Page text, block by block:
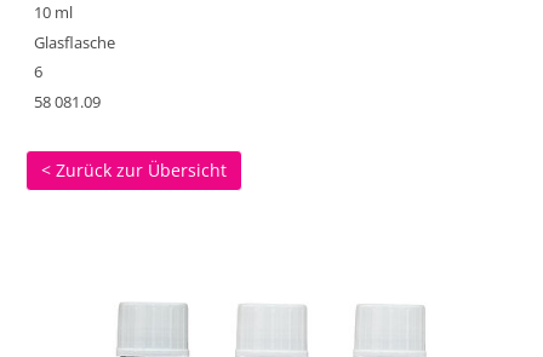
10 ml
Glasflasche
6
58 081.09
< Zurück zur Übersicht